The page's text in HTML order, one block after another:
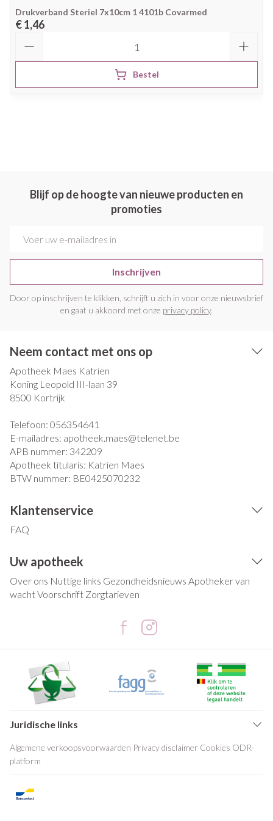
Drukverband Steriel 7x10cm 1 4101b Covarmed
€ 1,46
Bestel
Blijf op de hoogte van nieuwe producten en
promoties
Inschrijven
Door op inschrijven te klikken, schrijft u zich in voor onze nieuwsbrief
en gaat u akkoord met onze privacy policy.
Neem contact met ons op
Apotheek Maes Katrien
Koning Leopold III-laan 39
8500 Kortrijk
Telefoon: 056354641
E-mailadres: apotheek.maes@telenet.be
APB nummer: 342209
Apotheek titularis: Katrien Maes
BTW nummer: BE0425070232
Klantenservice
FAQ
Uw apotheek
Over ons Nuttige links Gezondheidsnieuws Apotheker van
wachtVoorschrift Zorgtarieven
Juridische links
Algemene verkoopsvoorwaarden Privacy disclaimer Cookies ODR-
platform